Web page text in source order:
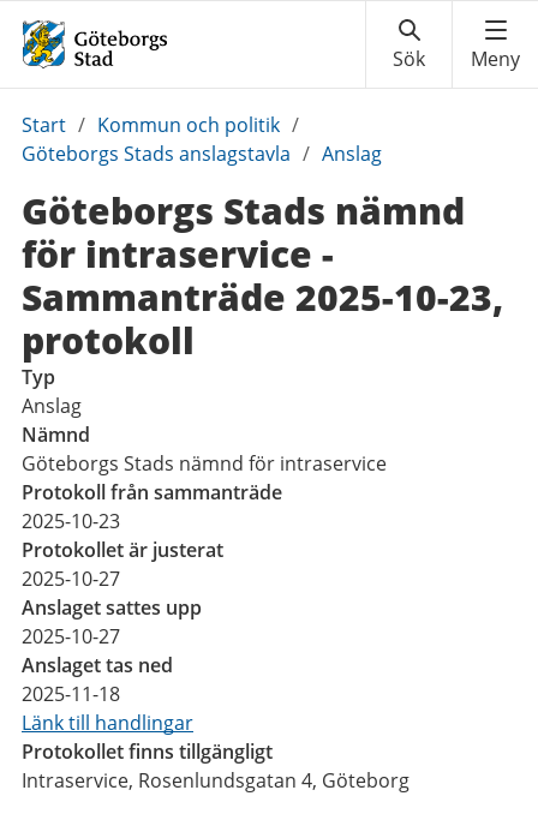
Du
är
Start / Kommun och politik /
Göteborgs Stads anslagstavla / Anslag
Göteborgs Stads nämnd
för intraservice -
Sammanträde 2025-10-23,
protokoll
Typ
Anslag
Nämnd
Göteborgs Stads nämnd för intraservice
Protokoll från sammanträde
2025-10-23
Protokollet är justerat
2025-10-27
Anslaget sattes upp
2025-10-27
Anslaget tas ned
2025-11-18
Länk till handlingar
Protokollet finns tillgängligt
Intraservice, Rosenlundsgatan 4, Göteborg